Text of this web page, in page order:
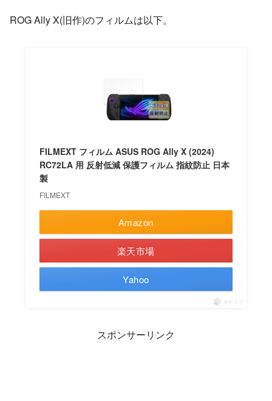
ROG Ally X(旧作)のフィルムは以下。
FILMEXT フィルム ASUS ROG Ally X (2024)
RC72LA 用 反射低減 保護フィルム 指紋防止 日本
製
FILMEXT
Amazon
楽天市場
Yahoo
ポチップ
スポンサーリンク